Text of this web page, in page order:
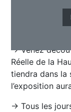
→ Venez
Réelle de la
tiendra dans la
l’exposition
→ Tous les